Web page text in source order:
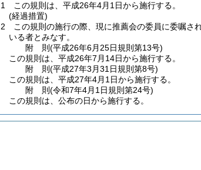
1
この規則は、平成26年4月1日から施行する。
(経過措置)
2
この規則の施行の際、現に推薦会の委員に委嘱
いる者とみなす。
附 則(平成26年6月25日規則第13号)
この規則は、平成26年7月14日から施行する。
附 則(平成27年3月31日規則第8号)
この規則は、平成27年4月1日から施行する。
附 則(令和7年4月1日規則第24号)
この規則は、公布の日から施行する。